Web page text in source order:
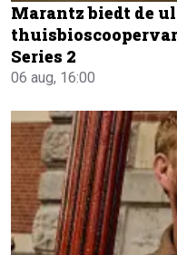
Marantz biedt de
Series 2
06 aug, 16:00